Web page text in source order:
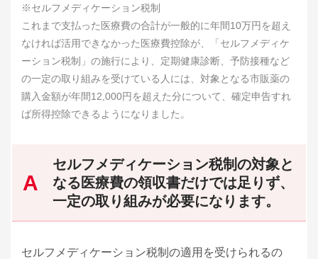
※セルフメディケーション税制
これまで支払った医療費の合計が一般的に年間10万円を超え
なければ活用できなかった医療費控除が、「セルフメディケ
ーション税制」の施行により、定期健康診断、予防接種など
の一定の取り組みを受けている人には、対象となる市販薬の
購入金額が年間12,000円を超えた分について、確定申告すれ
ば所得控除できるようになりました。
セルフメディケーション税制の対象と
なる医療費の領収書だけでは足りず、
一定の取り組みが必要になります。
セルフメディケーション税制の適用を受けられるの